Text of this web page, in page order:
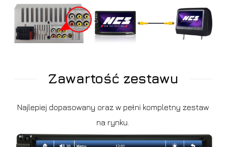
Zawartość zestawu
Najlepiej dopasowany oraz w pełni kompletny zestaw
na rynku.